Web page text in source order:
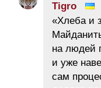
Tigro
«Хлеба и
на людей
и уже
сам